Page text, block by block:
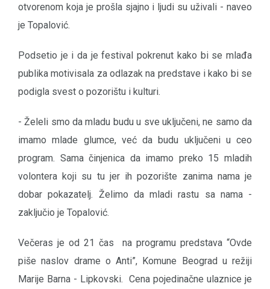
otvorenom koja je prošla sjajno i ljudi su uživali - naveo
je Topalović.
Podsetio je i da je festival pokrenut kako bi se mlađa
publika motivisala za odlazak na predstave i kako bi se
podigla svest o pozorištu i kulturi.
- Želeli smo da mladu budu u sve uključeni, ne samo da
imamo mlade glumce, već da budu uključeni u ceo
program. Sama činjenica da imamo preko 15 mladih
volontera koji su tu jer ih pozorište zanima nama je
dobar pokazatelj. Želimo da mladi rastu sa nama -
zaključio je Topalović.
Večeras je od 21 čas na programu predstava “Ovde
piše naslov drame o Anti”, Komune Beograd u režiji
Marije Barna - Lipkovski. Cena pojedinačne ulaznice je